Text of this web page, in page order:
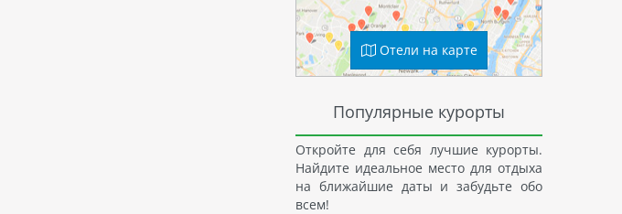
Отели на карте
Популярные курорты
Откройте для себя лучшие курорты.
Найдите идеальное место для отдыха
на ближайшие даты и забудьте обо
всем!